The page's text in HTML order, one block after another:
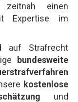
zeitnah einen
Expertise im
auf Strafrecht
bundesweite
kostenlose
und